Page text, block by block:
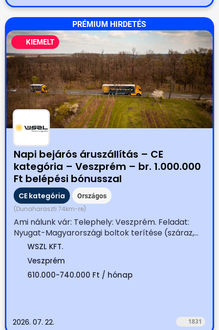
PRÉMIUM HIRDETÉS
KIEMELT
Napi bejárós áruszállítás – CE
kategória – Veszprém – br. 1.000.000
Ft belépési bónusszal
CE kategória Országos
(Dunaharaszti 74km-re)
Ami nálunk vár: Telephely: Veszprém. Feladat:
Nyugat-Magyarországi boltok terítése (száraz,...
WSZL KFT.
Veszprém
610.000-740.000 Ft / hónap
2026. 07. 22. 1831